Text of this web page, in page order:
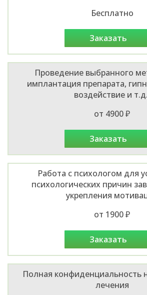
Бесплатно
заказать
Проведение выбранного
имплантация препарата,
воздействие и
от 4900 ₽
заказать
Работа с психологом для
психологических причин
укрепления
от 1900 ₽
заказать
Полная конфиденциальность
лечения